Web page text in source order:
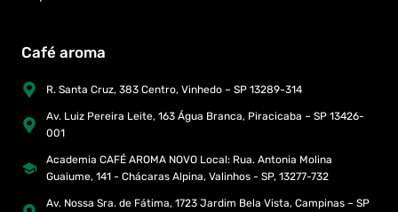
Café aroma
R. Santa Cruz, 383 Centro, Vinhedo – SP 13289-314
Av. Luiz Pereira Leite, 163 Água Branca, Piracicaba – SP 13426-
001
Academia CAFÉ AROMA NOVO Local: Rua. Antonia Molina
Guaiume, 141 - Chácaras Alpina, Valinhos - SP, 13277-732
Av. Nossa Sra. de Fátima, 1723 Jardim Bela Vista, Campinas – SP